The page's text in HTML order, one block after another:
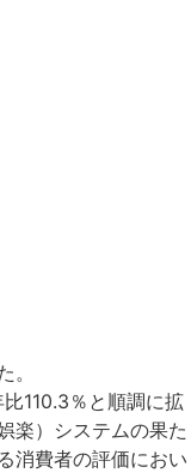
110.3％と順調に拡
楽）システムの果た
消費者の評価におい